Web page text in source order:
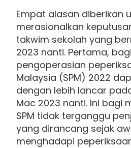
Empat alasan diberikan
merasionalkan
takwim sekolah yang
2023 nanti. Pertama,
pengoperasian
Malaysia (SPM) 2022
dengan lebih lancar
Mac 2023 nanti. Ini bagi
SPM tidak terganggu
yang dirancang sejak
menghadapi